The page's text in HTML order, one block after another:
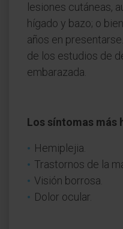
lesiones cutáneas,
hígado y bazo; o
años en
de los estudios de
embarazada.
Los síntomas más
Hemiplejia.
Trastornos de la
Visión borrosa.
Dolor ocular.